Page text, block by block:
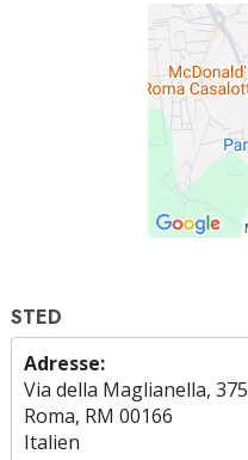
STED
Adresse:
Via della Maglianella, 375
Roma, RM 00166
Italien